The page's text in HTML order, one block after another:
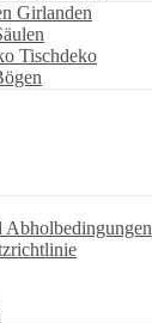
Girlanden
Tischdeko
Abholbedingungen